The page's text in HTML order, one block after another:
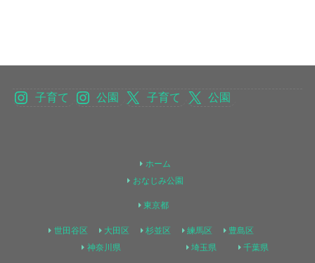
子育て 公園 子育て 公園
ホーム
おなじみ公園
東京都
世田谷区 大田区 杉並区 練馬区
豊島区
神奈川県
埼玉県 千葉県